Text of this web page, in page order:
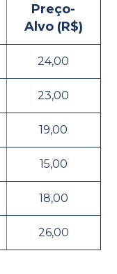
Preço-
Alvo (R$)
24,00
23,00
19,00
15,00
18,00
26,00